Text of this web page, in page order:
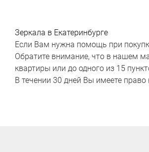
Зеркала в Екатеринбурге
Если Вам нужна помощь при
Обратите внимание, что в нашем
квартиры или до одного из 15
В течении 30 дней Вы имеете право